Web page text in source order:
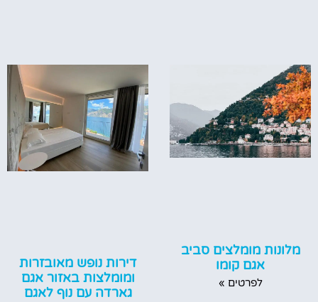
מלונות מומלצים סביב
אגם קומו
לפרטים »
דירות נופש מאובזרות
ומומלצות באזור אגם
גארדה עם נוף לאגם